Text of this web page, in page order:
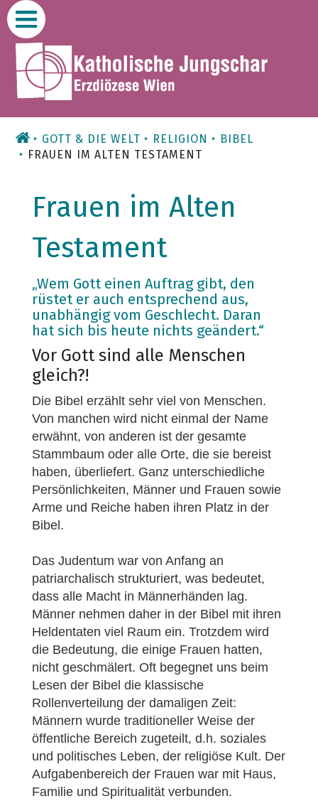
Zum
Inhalt
GOTT & DIE WELT RELIGION
BIBEL
FRAUEN IM ALTEN TESTAMENT
Frauen im Alten
Testament
„Wem Gott einen Auftrag gibt, den
rüstet er auch entsprechend aus,
unabhängig vom Geschlecht. Daran
hat sich bis heute nichts geändert.“
Vor Gott sind alle Menschen
gleich?!
Die Bibel erzählt sehr viel von Menschen.
Von manchen wird nicht einmal der Name
erwähnt, von anderen ist der gesamte
Stammbaum oder alle Orte, die sie bereist
haben, überliefert. Ganz unterschiedliche
Persönlichkeiten, Männer und Frauen sowie
Arme und Reiche haben ihren Platz in der
Bibel.
Das Judentum war von Anfang an
patriarchalisch strukturiert, was bedeutet,
dass alle Macht in Männerhänden lag.
Männer nehmen daher in der Bibel mit ihren
Heldentaten viel Raum ein. Trotzdem wird
die Bedeutung, die einige Frauen hatten,
nicht geschmälert. Oft begegnet uns beim
Lesen der Bibel die klassische
Rollenverteilung der damaligen Zeit:
Männern wurde traditioneller Weise der
öffentliche Bereich zugeteilt, d.h. soziales
und politisches Leben, der religiöse Kult. Der
Aufgabenbereich der Frauen war mit Haus,
Familie und Spiritualität verbunden.